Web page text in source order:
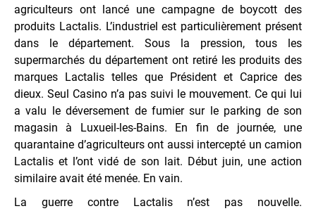
agriculteurs ont lancé une campagne de boycott des
produits Lactalis. L’industriel est particulièrement présent
dans le département. Sous la pression, tous les
supermarchés du département ont retiré les produits des
marques Lactalis telles que Président et Caprice des
dieux. Seul Casino n’a pas suivi le mouvement. Ce qui lui
a valu le déversement de fumier sur le parking de son
magasin à Luxueil-les-Bains. En fin de journée, une
quarantaine d’agriculteurs ont aussi intercepté un camion
Lactalis et l’ont vidé de son lait. Début juin, une action
similaire avait été menée. En vain.
La guerre contre Lactalis n’est pas nouvelle.